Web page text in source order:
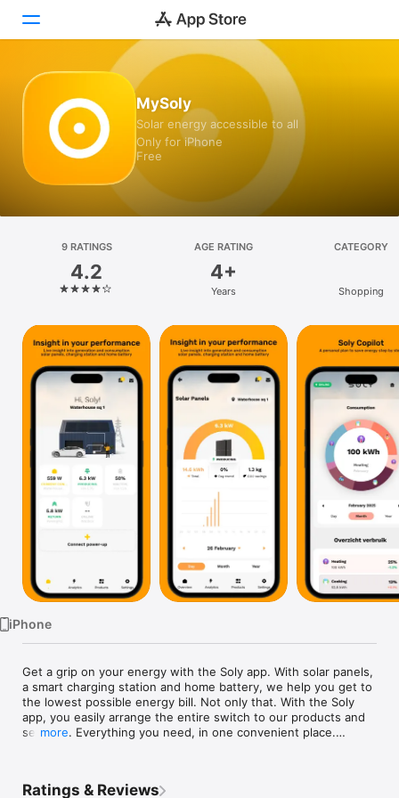
Games
Apps
Platform
iPhone
iPad
Mac
Watch
MySoly
Solar energy accessible to all
Only for iPhone
Free
9 RATINGS
4.2
AGE RATING
4+
Years
CATEGORY
Shopping
iPhone
Get a grip on your energy with the Soly app. With solar panels,
a smart charging station and home battery, we help you get to
the lowest possible energy bill. Not only that. With the Soly
app, you easily arrange the entire switch to our products and
services. Everything you need, in one convenient place.
Schedule or change a consultation and installation appointment
more
Ratings & Reviews